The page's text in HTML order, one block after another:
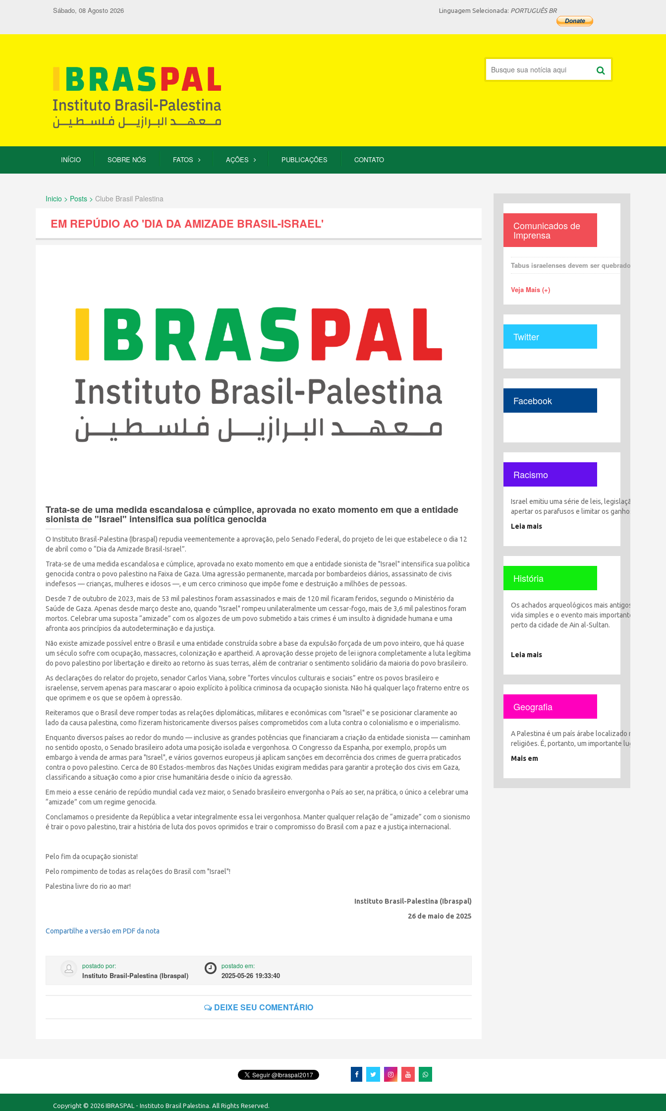
Sábado, 08 Agosto 2026 Linguagem Selecionada: PORTUGUÊS BR
INÍCIO SOBRE NÓS FATOS AÇÕES PUBLICAÇÕES CONTATO
Inicio > Posts > Clube Brasil Palestina
EM REPÚDIO AO 'DIA DA AMIZADE BRASIL-ISRAEL'
Trata-se de uma medida escandalosa e cúmplice, aprovada no exato momento em que a entidade
sionista de "Israel" intensifica sua política genocida
O Instituto Brasil-Palestina (Ibraspal) repudia veementemente a aprovação, pelo Senado Federal, do projeto de lei que estabelece o dia 12
de abril como o “Dia da Amizade Brasil-Israel”.
Trata-se de uma medida escandalosa e cúmplice, aprovada no exato momento em que a entidade sionista de "Israel" intensifica sua política
genocida contra o povo palestino na Faixa de Gaza. Uma agressão permanente, marcada por bombardeios diários, assassinato de civis
indefesos — crianças, mulheres e idosos —, e um cerco criminoso que impõe fome e destruição a milhões de pessoas.
Desde 7 de outubro de 2023, mais de 53 mil palestinos foram assassinados e mais de 120 mil ficaram feridos, segundo o Ministério da
Saúde de Gaza. Apenas desde março deste ano, quando "Israel" rompeu unilateralmente um cessar-fogo, mais de 3,6 mil palestinos foram
mortos. Celebrar uma suposta “amizade” com os algozes de um povo submetido a tais crimes é um insulto à dignidade humana e uma
afronta aos princípios da autodeterminação e da justiça.
Não existe amizade possível entre o Brasil e uma entidade construída sobre a base da expulsão forçada de um povo inteiro, que há quase
um século sofre com ocupação, massacres, colonização e apartheid. A aprovação desse projeto de lei ignora completamente a luta legítima
do povo palestino por libertação e direito ao retorno às suas terras, além de contrariar o sentimento solidário da maioria do povo brasileiro.
As declarações do relator do projeto, senador Carlos Viana, sobre “fortes vínculos culturais e sociais” entre os povos brasileiro e
israelense, servem apenas para mascarar o apoio explícito à política criminosa da ocupação sionista. Não há qualquer laço fraterno entre os
que oprimem e os que se opõem à opressão.
Reiteramos que o Brasil deve romper todas as relações diplomáticas, militares e econômicas com "Israel" e se posicionar claramente ao
lado da causa palestina, como fizeram historicamente diversos países comprometidos com a luta contra o colonialismo e o imperialismo.
Enquanto diversos países ao redor do mundo — inclusive as grandes potências que financiaram a criação da entidade sionista — caminham
no sentido oposto, o Senado brasileiro adota uma posição isolada e vergonhosa. O Congresso da Espanha, por exemplo, propôs um
embargo à venda de armas para "Israel", e vários governos europeus já aplicam sanções em decorrência dos crimes de guerra praticados
contra o povo palestino. Cerca de 80 Estados-membros das Nações Unidas exigiram medidas para garantir a proteção dos civis em Gaza,
classificando a situação como a pior crise humanitária desde o início da agressão.
Em meio a esse cenário de repúdio mundial cada vez maior, o Senado brasileiro envergonha o País ao ser, na prática, o único a celebrar uma
“amizade” com um regime genocida.
Conclamamos o presidente da República a vetar integralmente essa lei vergonhosa. Manter qualquer relação de “amizade” com o sionismo
é trair o povo palestino, trair a história de luta dos povos oprimidos e trair o compromisso do Brasil com a paz e a justiça internacional.
Pelo fim da ocupação sionista!
Pelo rompimento de todas as relações do Brasil com "Israel"!
Palestina livre do rio ao mar!
Instituto Brasil-Palestina (Ibraspal)
26 de maio de 2025
Compartilhe a versão em PDF da nota
postado por:
Instituto Brasil-Palestina (Ibraspal)
postado em:
2025-05-26 19:33:40
DEIXE SEU COMENTÁRIO
Comunicados de
Imprensa
Tabus israelenses devem ser quebrados para
Veja Mais (+)
Twitter
Facebook
Racismo
Israel emitiu uma série de leis, legislação e
apertar os parafusos e limitar os ganhos,
Leia mais
História
Os achados arqueológicos mais antigos
vida simples e o evento mais importante foi o
perto da cidade de Ain al-Sultan.
Leia mais
Geografia
A Palestina é um país árabe localizado no
religiões. É, portanto, um importante lugar
Mais em
Copyright © 2026 IBRASPAL - Instituto Brasil Palestina. All Rights Reserved.